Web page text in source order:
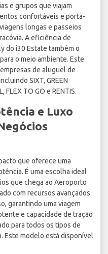
e grupos que viajam
confortáveis e porta-
longas e passeios
A eficiência de
do i30 Estate também o
o meio ambiente. Este
de aluguel de
SIXT, GREEN
FLEX TO GO e RENTIS.
e Luxo
que oferece uma
É uma escolha ideal
que chega ao Aeroporto
com recursos avançados
garantindo uma viagem
e capacidade de tração
para todos os tipos de
Este modelo está disponível